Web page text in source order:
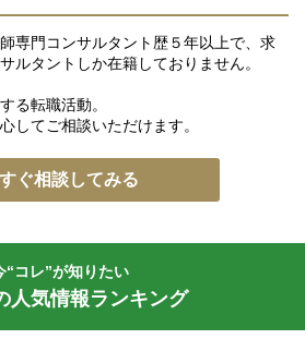
専門コンサルタント歴５年以上で、求
ルタントしか在籍しておりません。
る転職活動。
してご相談いただけます。
ぐ相談してみる
“コレ”が知りたい
人気情報ランキング